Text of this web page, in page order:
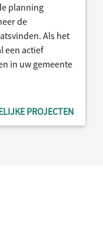
planning
de
Als het
een actief
in uw gemeente
PROJECTEN